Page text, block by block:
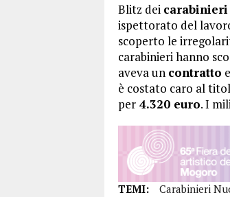
Blitz dei carabinieri
ispettorato del
scoperto le
carabinieri hanno
aveva un contratto
è costato caro al
per 4.320 euro. I
TEMI: Carabinieri